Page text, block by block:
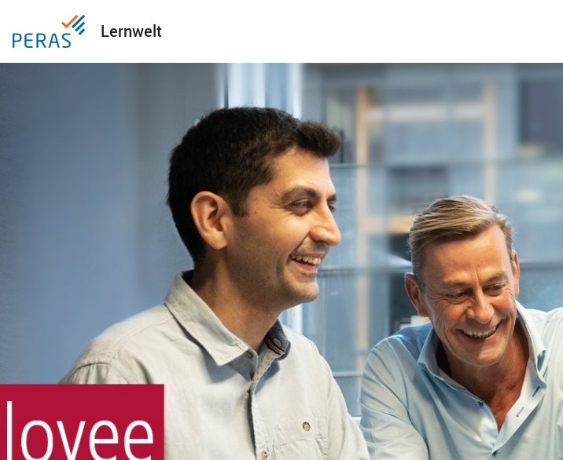
Lernwelt